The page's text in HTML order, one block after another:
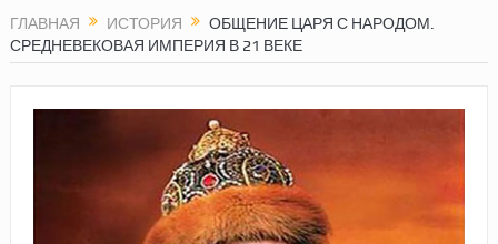
ГЛАВНАЯ ИСТОРИЯ
ОБЩЕНИЕ ЦАРЯ С НАРОДОМ.
СРЕДНЕВЕКОВАЯ ИМПЕРИЯ В 21 ВЕКЕ